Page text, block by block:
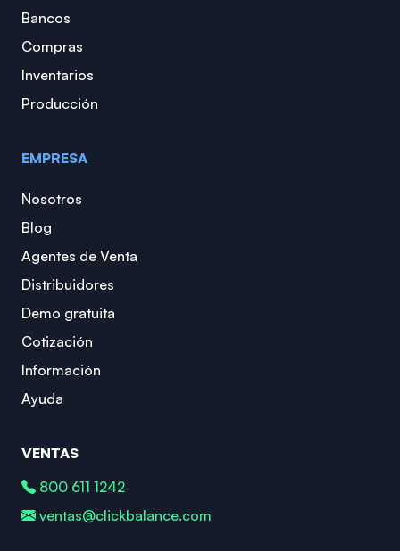
Bancos
Compras
Inventarios
Producción
EMPRESA
Nosotros
Blog
Agentes de Venta
Distribuidores
Demo gratuita
Cotización
Información
Ayuda
VENTAS
800 611 1242
ventas@clickbalance.com